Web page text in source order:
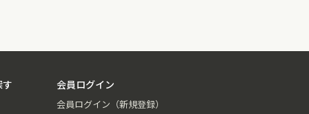
会員ログイン
会員ログイン（新規登録）